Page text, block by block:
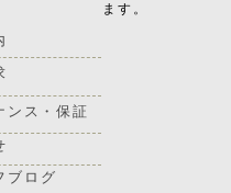
ます。
ンス・保証
ブログ